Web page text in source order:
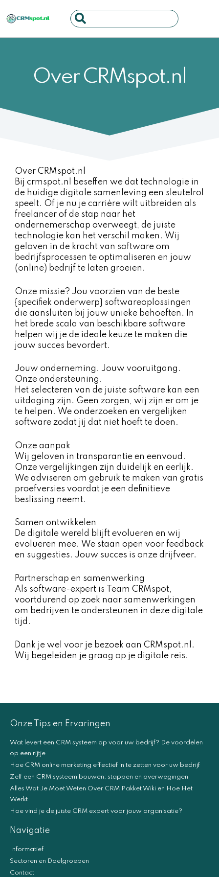
naar
inhoud
Search
...
Over CRMspot.nl
Over CRMspot.nl
Bij crmspot.nl beseffen we dat technologie in
de huidige digitale samenleving een sleutelrol
speelt. Of je nu je carrière wilt uitbreiden als
freelancer of de stap naar het
ondernemerschap overweegt, de juiste
technologie kan het verschil maken. Wij
geloven in de kracht van software om
bedrijfsprocessen te optimaliseren en jouw
(online) bedrijf te laten groeien.
Onze missie? Jou voorzien van de beste
{specifiek onderwerp} softwareoplossingen
die aansluiten bij jouw unieke behoeften. In
het brede scala van beschikbare software
helpen wij je de ideale keuze te maken die
jouw succes bevordert.
Jouw onderneming. Jouw vooruitgang.
Onze ondersteuning.
Het selecteren van de juiste software kan een
uitdaging zijn. Geen zorgen, wij zijn er om je
te helpen. We onderzoeken en vergelijken
software zodat jij dat niet hoeft te doen.
Onze aanpak
Wij geloven in transparantie en eenvoud.
Onze vergelijkingen zijn duidelijk en eerlijk.
We adviseren om gebruik te maken van gratis
proefversies voordat je een definitieve
beslissing neemt.
Samen ontwikkelen
De digitale wereld blijft evolueren en wij
evolueren mee. We staan open voor feedback
en suggesties. Jouw succes is onze drijfveer.
Partnerschap en samenwerking
Als software-expert is Team CRMspot,
voortdurend op zoek naar samenwerkingen
om bedrijven te ondersteunen in deze digitale
tijd.
Dank je wel voor je bezoek aan CRMspot.nl.
Wij begeleiden je graag op je digitale reis.
Onze Tips en Ervaringen
Wat levert een CRM systeem op voor uw bedrijf? De voordelen
op een rijtje
Hoe CRM online marketing effectief in te zetten voor uw bedrijf
Zelf een CRM systeem bouwen: stappen en overwegingen
Alles Wat Je Moet Weten Over CRM Pakket Wiki en Hoe Het
Werkt
Hoe vind je de juiste CRM expert voor jouw organisatie?
Navigatie
Informatief
Sectoren en Doelgroepen
Contact